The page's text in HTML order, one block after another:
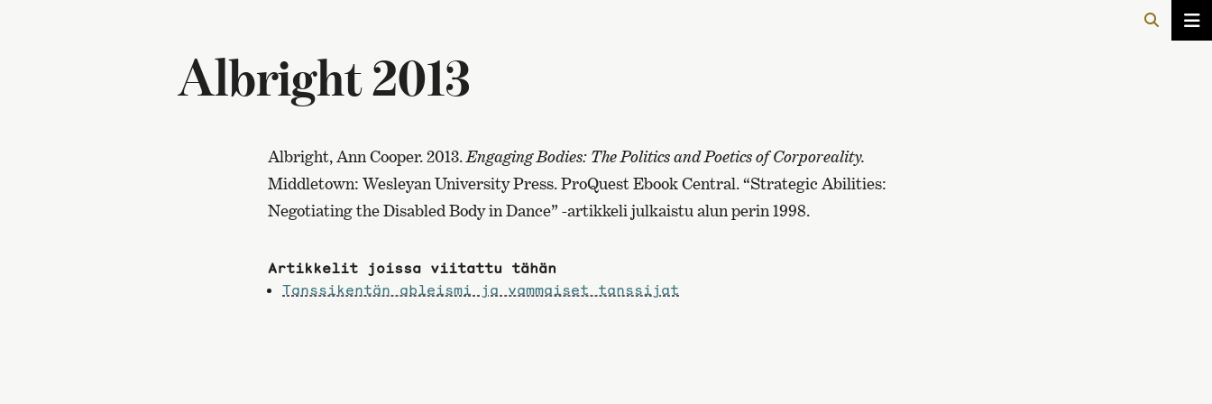
Albright 2013
Albright, Ann Cooper. 2013. Engaging Bodies: The Politics and Poetics of Corporeality.
Middletown: Wesleyan University Press. ProQuest Ebook Central. “Strategic Abilities:
Negotiating the Disabled Body in Dance” -artikkeli julkaistu alun perin 1998.
Artikkelit joissa viitattu tähän
Tanssikentän ableismi ja vammaiset tanssijat